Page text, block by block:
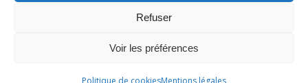
Refuser
Voir les préférences
Politique de cookiesMentions légales
Mentions légales